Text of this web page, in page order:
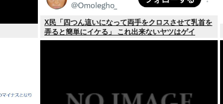
X民「四つん這いになって両手をクロスさせて乳首を
弄ると簡単にイケる」 これ出来ないヤツはゲイ